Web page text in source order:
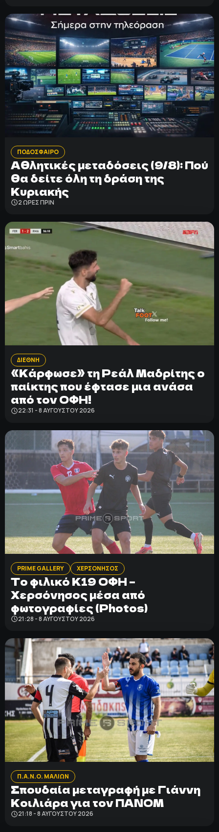
ΠΟΔΟΣΦΑΙΡΟ
Αθλητικές μεταδόσεις (9/8): Πού
θα δείτε όλη τη δράση της
Κυριακής
2 ΩΡΕΣ ΠΡΙΝ
ΔΙΕΘΝΗ
«Κάρφωσε» τη Ρεάλ Μαδρίτης ο
παίκτης που έφτασε μια ανάσα
από τον ΟΦΗ!
22:31 - 8 ΑΥΓΟΎΣΤΟΥ 2026
PRIME GALLERY ΧΕΡΣΟΝΗΣΟΣ
Το φιλικό Κ19 ΟΦΗ –
Χερσόνησος μέσα από
φωτογραφίες (Photos)
21:28 - 8 ΑΥΓΟΎΣΤΟΥ 2026
Π.Α.Ν.Ο. ΜΑΛΙΩΝ
Σπουδαία μεταγραφή με Γιάννη
Κοιλιάρα για τον ΠΑΝΟΜ
21:18 - 8 ΑΥΓΟΎΣΤΟΥ 2026